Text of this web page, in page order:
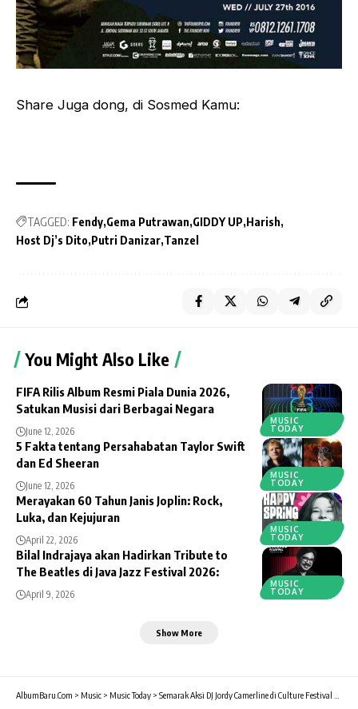
Share Juga dong, di Sosmed Kamu:
TAGGED: Fendy Gema Putrawan GIDDY UP Harish
Host Dj’s Dito Putri Danizar Tanzel
You Might Also Like
MUSIC
TODAY
FIFA Rilis Album Resmi Piala Dunia 2026,
Satukan Musisi dari Berbagai Negara
June 12, 2026
MUSIC
TODAY
5 Fakta tentang Persahabatan Taylor Swift
dan Ed Sheeran
June 12, 2026
MUSIC
TODAY
Merayakan 60 Tahun Janis Joplin: Rock,
Luka, dan Kejujuran
April 22, 2026
MUSIC
TODAY
Bilal Indrajaya akan Hadirkan Tribute to
The Beatles di Java Jazz Festival 2026:
April 9, 2026
Show More
AlbumBaru.Com > Music > Music Today > Semarak Aksi DJ Jordy Camerline di Culture Festival 2016